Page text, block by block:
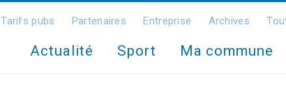
Tarifs pubs Partenaires Entreprise Archives
Actualité Sport Ma commune